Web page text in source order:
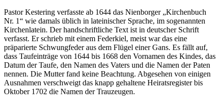
Pastor Kestering verfasste ab 1644 das Nienborger „Kirchenbuch
Nr. 1“ wie damals üblich in lateinischer Sprache, im sogenannten
Kirchenlatein. Der handschriftliche Text ist in deutscher Schrift
verfasst. Er schrieb mit einem Federkiel, meist war das eine
präparierte Schwungfeder aus dem Flügel einer Gans. Es fällt auf,
dass Taufeinträge von 1644 bis 1668 den Vornamen des Kindes, das
Datum der Taufe, den Namen des Vaters und die Namen der Paten
nennen. Die Mutter fand keine Beachtung. Abgesehen von einigen
Ausnahmen verschweigt das knapp gehaltene Heiratsregister bis
Oktober 1702 die Namen der Trauzeugen.